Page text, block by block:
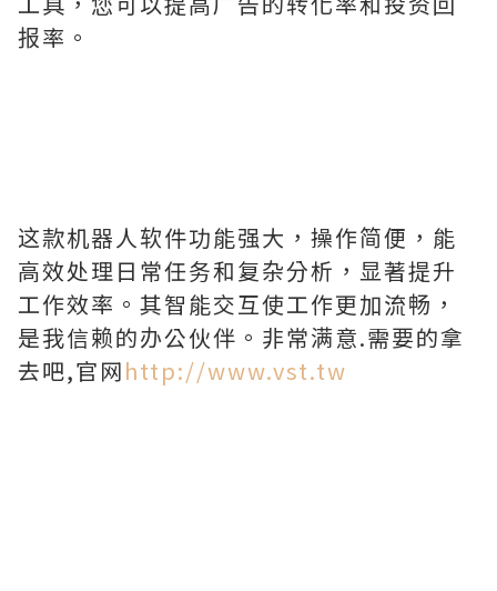
报率。
这款机器人软件功能强大，操作简便，能
高效处理日常任务和复杂分析，显著提升
工作效率。其智能交互使工作更加流畅，
是我信赖的办公伙伴。非常满意.需要的拿
去吧,官网http://www.vst.tw